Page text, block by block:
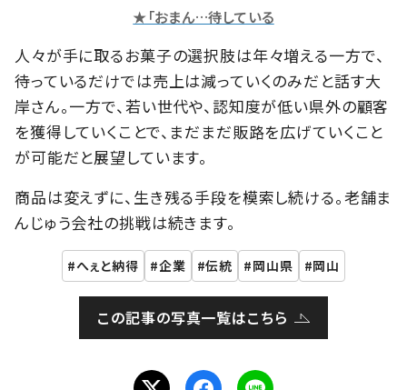
★「おまん…待している
人々が手に取るお菓子の選択肢は年々増える一方で、
待っているだけでは売上は減っていくのみだと話す大
岸さん。一方で、若い世代や、認知度が低い県外の顧客
を獲得していくことで、まだまだ販路を広げていくこと
が可能だと展望しています。
商品は変えずに、生き残る手段を模索し続ける。老舗ま
んじゅう会社の挑戦は続きます。
へぇと納得 企業 伝統 岡山県 岡山
この記事の写真一覧はこちら